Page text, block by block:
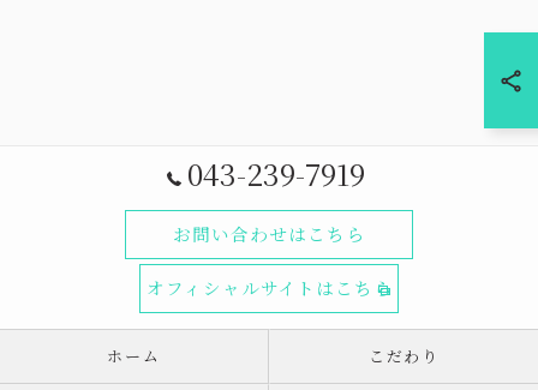
043-239-7919
お問い合わせはこちら
オフィシャルサイトはこちら
ホーム こだわり